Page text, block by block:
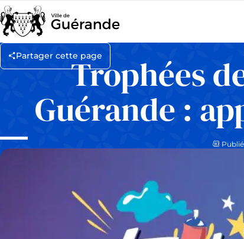
Trophées
Guérande :
Partager cette page